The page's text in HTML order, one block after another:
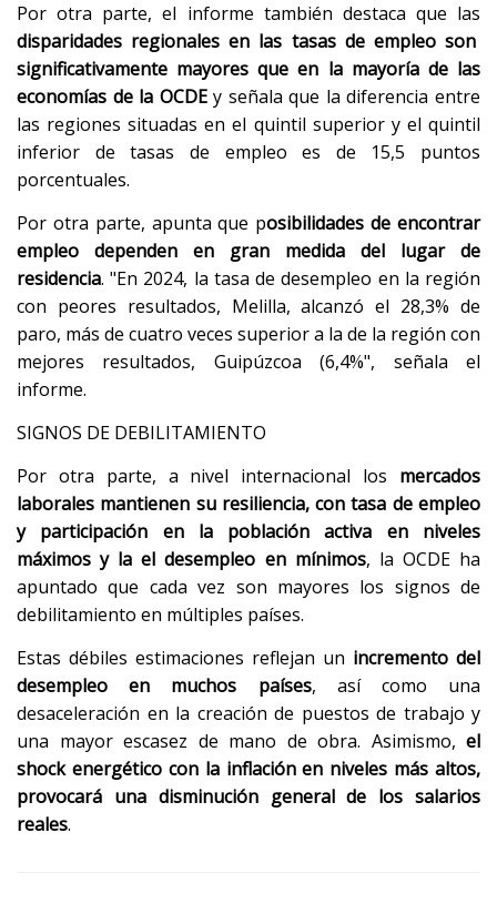
Por otra parte, el informe también destaca que las
disparidades regionales en las tasas de empleo son
significativamente mayores que en la mayoría de las
economías de la OCDEy señala que la diferencia entre
las regiones situadas en el quintil superior y el quintil
inferior de tasas de empleo es de 15,5 puntos
porcentuales.
Por otra parte, apunta que posibilidades de encontrar
empleo dependen en gran medida del lugar de
residencia. "En 2024, la tasa de desempleo en la región
con peores resultados, Melilla, alcanzó el 28,3% de
paro, más de cuatro veces superior a la de la región con
mejores resultados, Guipúzcoa (6,4%", señala el
informe.
SIGNOS DE DEBILITAMIENTO
Por otra parte, a nivel internacional los mercados
laborales mantienen su resiliencia, con tasa de empleo
y participación en la población activa en niveles
máximos y la el desempleo en mínimos, la OCDE ha
apuntado que cada vez son mayores los signos de
debilitamiento en múltiples países.
Estas débiles estimaciones reflejan un incremento del
desempleo en muchos países, así como una
desaceleración en la creación de puestos de trabajo y
una mayor escasez de mano de obra. Asimismo, el
shock energético con la inflación en niveles más altos,
provocará una disminución general de los salarios
reales.